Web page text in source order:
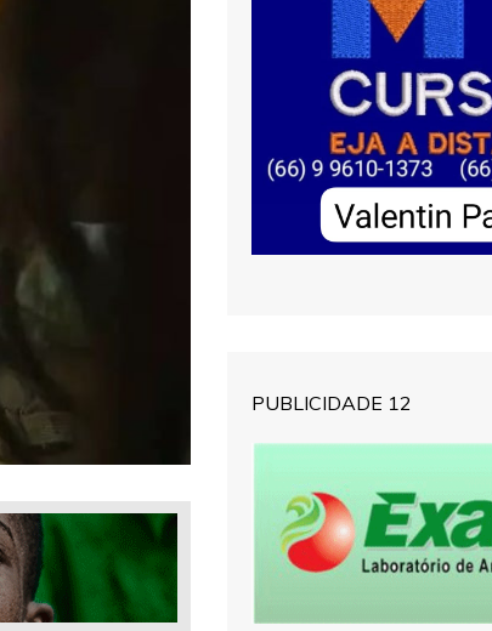
PUBLICIDADE 12